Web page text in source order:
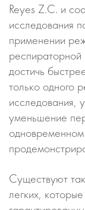
Reyes Z.C. и
исследования
применении
респираторной
достичь
только одного
исследования,
уменьшение
Существуют
легких,